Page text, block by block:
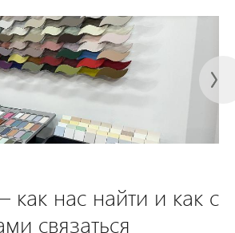
как нас найти и как с
связаться